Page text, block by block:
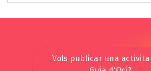
Vols publicar una